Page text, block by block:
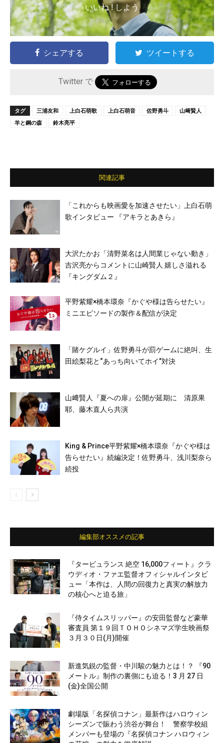
いいね ! しよう
シェアする ツイートする
Twitter で
タグ 三浦友和 上白石萌歌 上白石萌音 佐野勇斗
山﨑賢人
羊と鋼の森
鈴木亮平
関連記事
「これからも映画愛を加速させたい」上白石萌
歌インタビュー 『アキラとあきら』
大沢たかお「清野菜名は人間業じゃない動き」
吉沢亮からコメントに山崎賢人 嬉しさ溢れる
『キングダム２』
平野紫耀×橋本環奈『かぐや様は告らせたい』
ミニエピソードの製作＆配信が決定
「賭ケグルイ」佐野勇斗が罰ゲームに絶叫、生
田絵梨花と“あっち向いてホイ”対決
山﨑賢人『夏への扉』公開が延期に 清原果
耶、藤木直人ら共演
King & Prince平野紫耀×橋本環奈『かぐや様は
告らせたい』続編決定！佐野勇斗、浅川梨奈ら
続投
編集部オススメの記事
『タービュランス 絶空 16,000フィート』クラ
ウディオ・ファエ監督オフィシャルインタビ
ュー「本作は、人間の回復力と真実の解放力
の核心へと迫る旅」
『侍タイムスリッパー』の安田監督など豪華
審査員 第１９回ＴＯＨＯシネマズ学生映画祭
３月３０日(月)開催
新進気鋭の監督・中川駿の魅力とは！？ 『90
メートル』制作の裏側にも迫る！3 月 27 日
(金)全国公開
劇場版「名探偵コナン」最新作はハロウィン
シーズンで賑わう渋谷が舞台！ 警察学校組
メンバーも登場の『名探偵コナン ハロウィン